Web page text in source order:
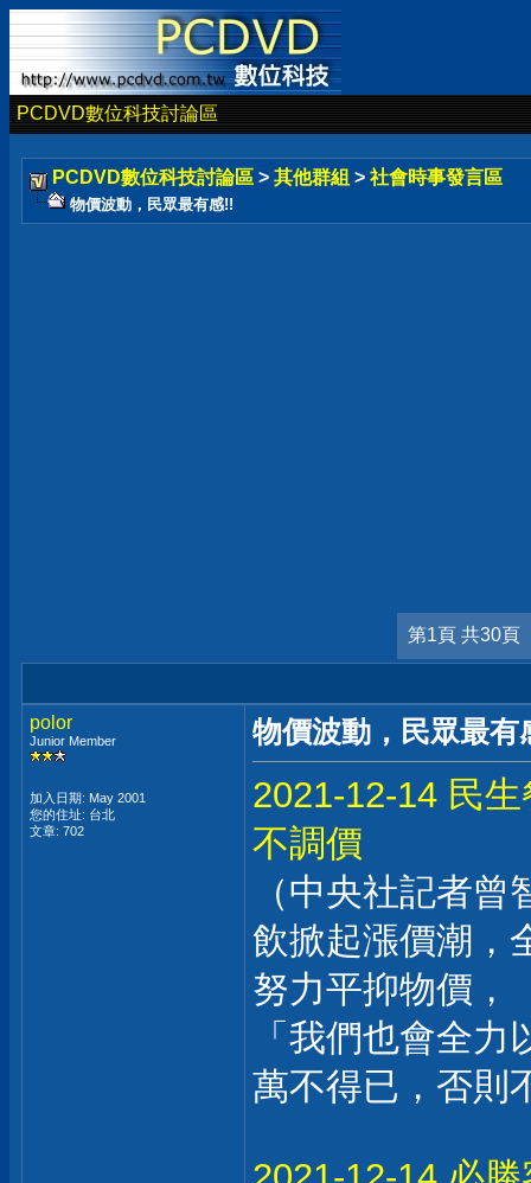
PCDVD數位科技討論區
PCDVD數位科技討論區 > 其他群組 > 社會時事發言區
物價波動，民眾最有感!!
第1頁 共30頁
polor
Junior Member
加入日期: May 2001
您的住址: 台北
文章: 702
物價波動，民眾最有
2021-12-14 民
不調價
（中央社記者
飲掀起漲價潮，
努力平抑物價，
「我們也會全
萬不得已，否則